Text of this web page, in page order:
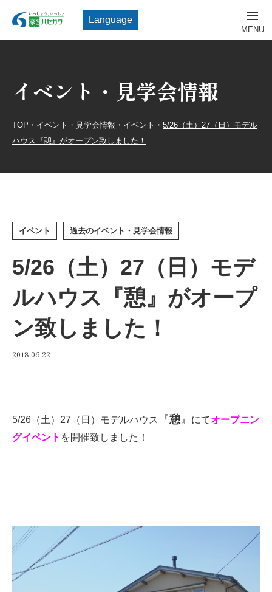
Language
イベント・見学会情報
TOP ・ イベント・見学会情報 ・ イベント ・ 5/26（土）27（日）モデル
ハウス『憩』がオープン致しました！
イベント 過去のイベント・見学会情報
5/26（土）27（日）モデ
ルハウス『憩』がオープ
ン致しました！
2018.06.22
5/26（土）27（日）モデルハウス 『憩』 にてオープニン
グイベント を開催致しました！